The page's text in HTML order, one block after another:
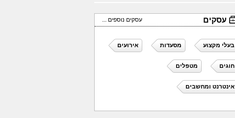
עסקים עסקים נוספים ...
בעלי מקצוע מסעדות אירועים
חוגים מטפלים
אינטרנט ומחשבים